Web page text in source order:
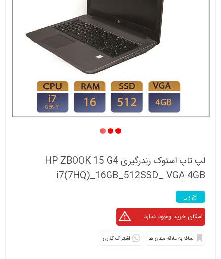
لپ تاپ استوک رندرگیری HP ZBOOK 15 G4
i7(7HQ)_16GB_512SSD_ VGA 4GB
اچ پی
اشتراک گذاری